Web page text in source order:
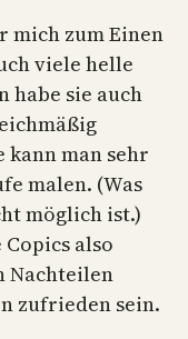
mich zum Einen
viele helle
habe sie auch
man sehr
malen. (Was
möglich ist.)
also
Nachteilen
zufrieden sein.